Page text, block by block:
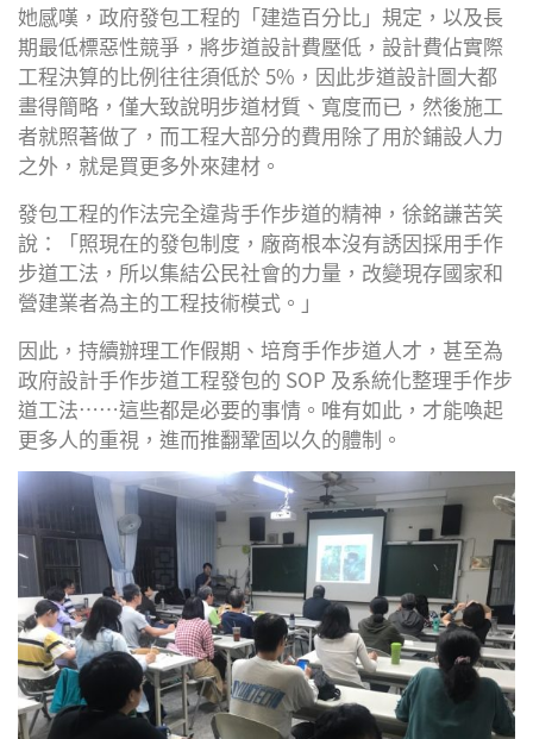
她感嘆，政府發包工程的「建造百分比」規定，以及長
期最低標惡性競爭，將步道設計費壓低，設計費佔實際
工程決算的比例往往須低於 5%，因此步道設計圖大都
畫得簡略，僅大致說明步道材質、寬度而已，然後施工
者就照著做了，而工程大部分的費用除了用於鋪設人力
之外，就是買更多外來建材。
發包工程的作法完全違背手作步道的精神，徐銘謙苦笑
說：「照現在的發包制度，廠商根本沒有誘因採用手作
步道工法，所以集結公民社會的力量，改變現存國家和
營建業者為主的工程技術模式。」
因此，持續辦理工作假期、培育手作步道人才，甚至為
政府設計手作步道工程發包的 SOP 及系統化整理手作步
道工法……這些都是必要的事情。唯有如此，才能喚起
更多人的重視，進而推翻鞏固以久的體制。